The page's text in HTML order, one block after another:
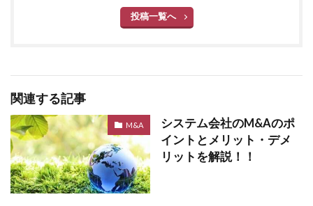
投稿一覧へ
関連する記事
M&A
システム会社のM&Aのポ
イントとメリット・デメ
リットを解説！！